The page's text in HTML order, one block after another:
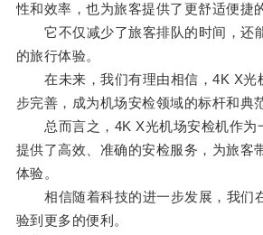
性和效率，也为旅客提供了更舒适便捷
它不仅减少了旅客排队的时间，还
的旅行体验。
在未来，我们有理由相信，4K X光
步完善，成为机场安检领域的标杆和典
总而言之，4K X光机场安检机作为
提供了高效、准确的安检服务，为旅客
体验。
相信随着科技的进一步发展，我们
验到更多的便利。